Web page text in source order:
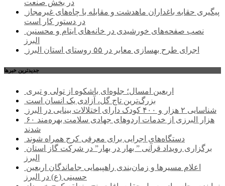
در بخش صنعت
در دستور کار است
البرز
اجرای طرح بهسازی معابر در ۵۵ روستای استان البرز
جديدترين خبرها
اربعین امسال؛ جلوه‌ای باشکوه از تولی و تبری
بزرگ‌ترین تاج گل، آزادی یک انسان است
شناسایی ۲ هزار و ۴۰۰ کودک دارای اختلالات بینایی در البرز
۶۰ هزار البرزی از خدمات اردوهای جهادی سلامت بهره‌مند
شدند
دستگاه‌های اجرایی برای معرفی کرج همراه شوند
البرز
حسینی (ع) در البرز